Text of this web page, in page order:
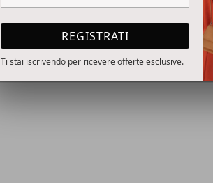
REGISTRATI
Ti stai iscrivendo per ricevere offerte esclusive.